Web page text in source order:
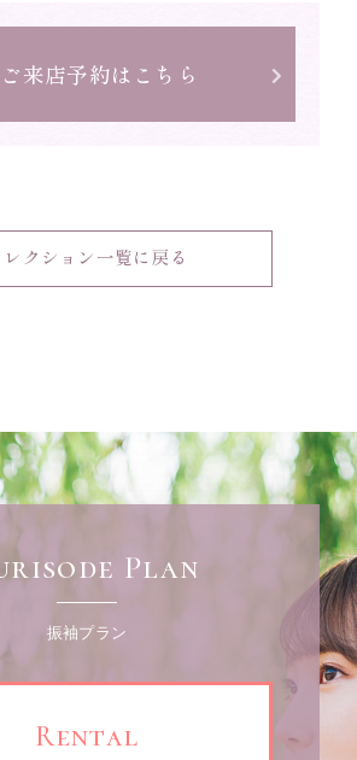
ご来店予約はこちら
レクション一覧に戻る
Plan
振袖プラン
Rental